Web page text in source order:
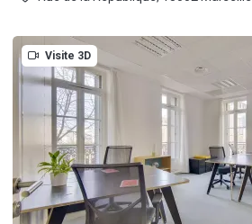
Visite 3D